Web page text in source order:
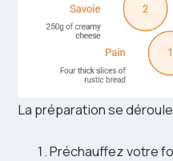
La préparation se
Préchauffez votre